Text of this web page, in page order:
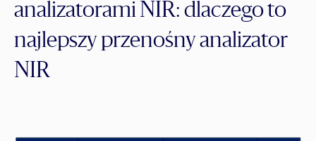
analizatorami NIR: dlaczego to
najlepszy przenośny analizator
NIR